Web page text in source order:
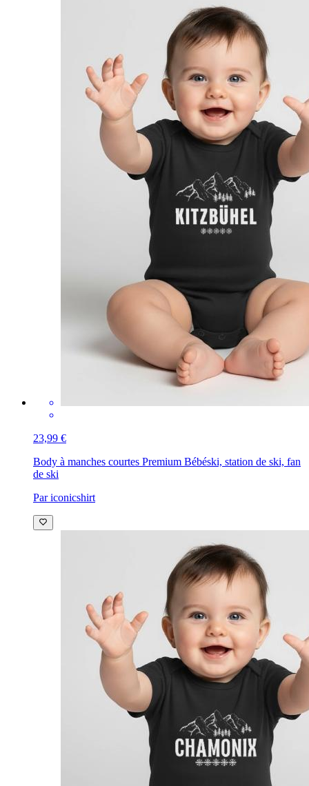
23,99 €
Body à manches courtes Premium Bébéski, station de ski, fan
de ski
Par iconicshirt